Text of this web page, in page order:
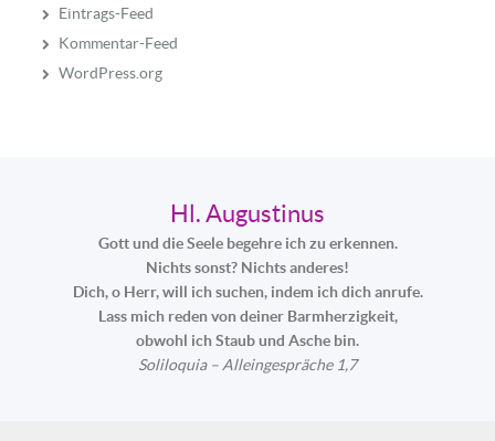
Eintrags-Feed
Kommentar-Feed
WordPress.org
Hl. Augustinus
Gott und die Seele begehre ich zu erkennen.
Nichts sonst? Nichts anderes!
Dich, o Herr, will ich suchen, indem ich dich anrufe.
Lass mich reden von deiner Barmherzigkeit,
obwohl ich Staub und Asche bin.
Soliloquia – Alleingespräche 1,7